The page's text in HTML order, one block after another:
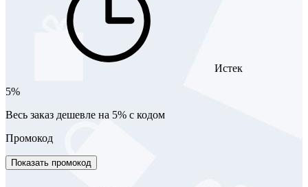
Истек
5%
Весь заказ дешевле на 5% с кодом
Промокод
Показать промокод